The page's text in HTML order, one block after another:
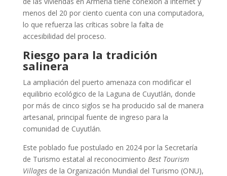
menos del 20 por ciento cuenta con una computadora,
lo que refuerza las críticas sobre la falta de
accesibilidad del proceso.
Riesgo para la tradición
salinera
La ampliación del puerto amenaza con modificar el
equilibrio ecológico de la Laguna de Cuyutlán, donde
por más de cinco siglos se ha producido sal de manera
artesanal, principal fuente de ingreso para la
comunidad de Cuyutlán.
Este poblado fue postulado en 2024 por la Secretaría
de Turismo estatal al reconocimiento Best Tourism
Villagesde la Organización Mundial del Turismo (ONU),